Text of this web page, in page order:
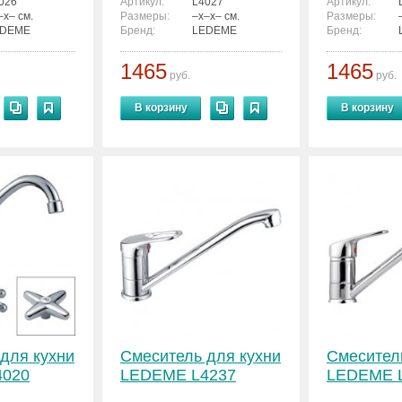
см.
Размеры:
–x–x– см.
Бренд:
LEDEME
1465 руб.
В корзину
Размеры:
Бренд:
1465 руб.
В корзину
кухни
Смеситель для кухни
LEDEME L4237
LEDEME